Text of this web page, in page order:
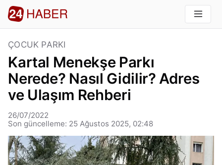
ÇOCUK PARKI
Kartal Menekşe Parkı
Nerede? Nasıl Gidilir? Adres
ve Ulaşım Rehberi
26/07/2022
Son güncelleme: 25 Ağustos 2025, 02:48